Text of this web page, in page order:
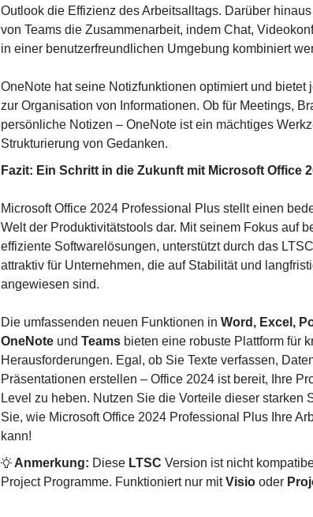
Outlook die Effizienz des Arbeitsalltags. Darüber
von Teams die Zusammenarbeit, indem Chat,
in einer benutzerfreundlichen Umgebung kombiniert
OneNote hat seine Notizfunktionen optimiert und bietet
zur Organisation von Informationen. Ob für Meetings,
persönliche Notizen – OneNote ist ein mächtiges
Strukturierung von Gedanken.
Fazit: Ein Schritt in die Zukunft mit Microsoft Office
Microsoft Office 2024 Professional Plus stellt einen
Welt der Produktivitätstools dar. Mit seinem Fokus auf
effiziente Softwarelösungen, unterstützt durch das
attraktiv für Unternehmen, die auf Stabilität und
angewiesen sind.
Die umfassenden neuen Funktionen in Word, Excel,
OneNote und Teams bieten eine robuste Plattform für
Herausforderungen. Egal, ob Sie Texte verfassen,
Präsentationen erstellen – Office 2024 ist bereit, Ihre
Level zu heben. Nutzen Sie die Vorteile dieser starken
Sie, wie Microsoft Office 2024 Professional Plus Ihre
kann!
Anmerkung: Diese LTSC Version ist nicht
Project Programme. Funktioniert nur mitVisio oder